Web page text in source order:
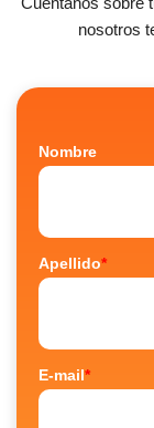
nosotros
Nombre
Apellido*
E-mail*